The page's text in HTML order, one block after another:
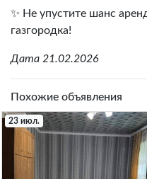
✨ Не упустите шанс
газгородка!
Дата 21.02.2026
Похожие объявления
23 июл.